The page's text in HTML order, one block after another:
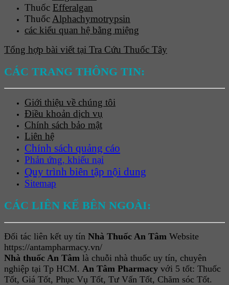
Thuốc Efferalgan
Thuốc Alphachymotrypsin
các kiểu quan hệ bằng miệng
Tổng hợp bài viết tại Tra Cứu Thuốc Tây
CÁC TRANG THÔNG TIN:
Giới thiệu về chúng tôi
Điều khoản dịch vụ
Chính sách bảo mật
Liên hệ
Chính sách quảng cáo
Phản ứng, khiếu nại
Quy trình biên tập nội dung
Sitemap
CÁC LIÊN KẾ BÊN NGOÀI:
Đối tác liên kết uy tín Nhà Thuốc An Tâm Website
https://antampharmacy.vn/
Nhà thuốc An Tâm là chuỗi nhà thuốc uy tín, chuyên
nghiệp tại Tp HCM. An Tâm Pharmacy với 5 tốt: Thuốc
Tốt, Giá Tốt, Phục Vụ Tốt, Tư Vấn Tốt, Chăm sóc Tốt.